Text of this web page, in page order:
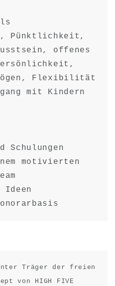
Pünktlichkeit,
offenes
Flexibilität
mit Kindern
Schulungen
motivierten
Ideen
Träger der freien
von HIGH FIVE